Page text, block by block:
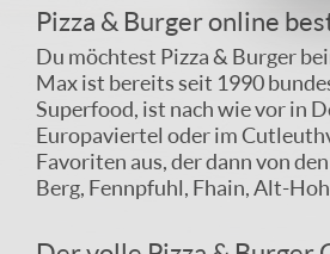
Pizza & Burger online
Du möchtest Pizza & Burger
Max ist bereits seit 1990
Superfood, ist nach wie vor in
Europaviertel oder im
Favoriten aus, der dann von
Berg, Fennpfuhl, Fhain, Alt-